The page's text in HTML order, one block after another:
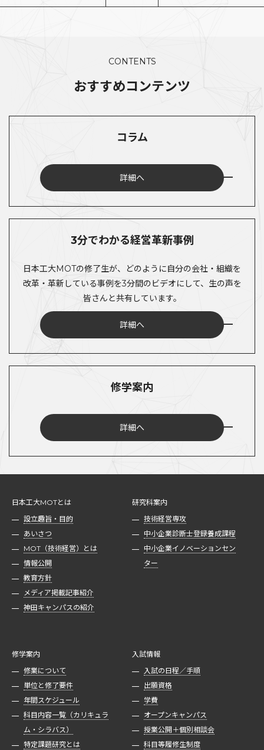
CONTENTS
おすすめコンテンツ
コラム
詳細へ
3分でわかる経営革新事例
日本工大MOTの修了生が、どのように自分の会社・組織を
改革・革新している事例を3分間のビデオにして、生の声を
皆さんと共有しています。
詳細へ
修学案内
詳細へ
日本工大MOTとは
設立趣旨・目的
あいさつ
MOT（技術経営）とは
情報公開
教育方針
メディア掲載記事紹介
神田キャンパスの紹介
研究科案内
技術経営専攻
中小企業診断士登録養成課程
中小企業イノベーションセン
ター
修学案内
修業について
単位と修了要件
年間スケジュール
科目内容一覧（カリキュラ
ム・シラバス）
特定課題研究とは
入試情報
入試の日程／手順
出願資格
学費
オープンキャンパス
授業公開＋個別相談会
科目等履修生制度